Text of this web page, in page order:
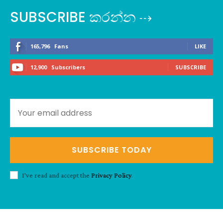
SUBSCRIBE කරන්න ⇢
165,796 Fans LIKE
12,900 Subscribers SUBSCRIBE
SUBSCRIBE TODAY
I've read and accept the Privacy Policy.